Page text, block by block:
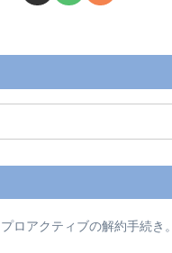
プロアクティブの解約手続き。